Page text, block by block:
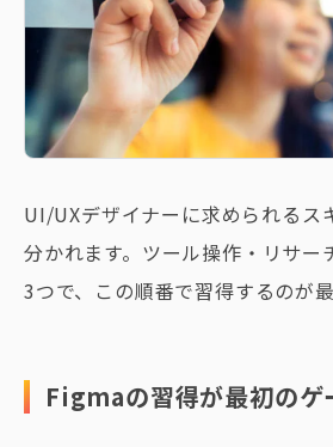
UI/UXデザイナーに求められるス
分かれます。ツール操作・リサー
3つで、この順番で習得するのが
Figmaの習得が最初のゲ